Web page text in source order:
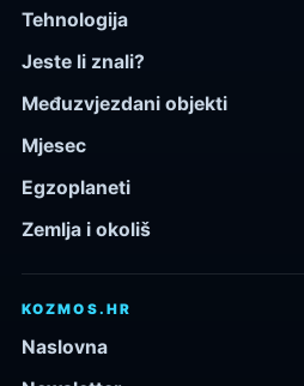
Tehnologija
Jeste li znali?
Međuzvjezdani objekti
Mjesec
Egzoplaneti
Zemlja i okoliš
KOZMOS.HR
Naslovna